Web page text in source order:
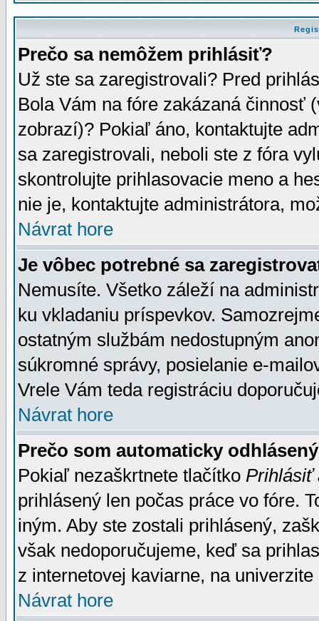
Prečo sa nemôžem prihlásiť?
Už ste sa zaregistrovali? Pred
Bola Vám na fóre zakázaná činnosť
zobrazí)? Pokiaľ áno, kontaktujte
sa zaregistrovali, neboli ste z fóra
skontrolujte prihlasovacie meno a
nie je, kontaktujte administrátora,
Návrat hore
Je vôbec potrebné sa
Nemusíte. Všetko záleží na
ku vkladaniu príspevkov.
ostatným službám nedostupným
súkromné správy, posielanie e-
Vrele Vám teda registráciu
Návrat hore
Prečo som automaticky
Pokiaľ nezaškrtnete tlačítko Prihlásiť
prihlásený len počas práce vo fóre.
iným. Aby ste zostali prihlásený,
však nedoporučujeme, keď sa
z internetovej kaviarne, na univerzite
Návrat hore